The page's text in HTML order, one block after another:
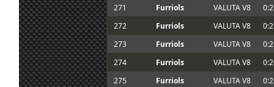
271
Furriols VALUTA V8
272
Furriols VALUTA V8
273
Furriols VALUTA V8
274
Furriols VALUTA V8
275
Furriols VALUTA V8